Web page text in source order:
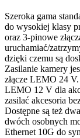
Szeroka gama
do wysokiej klasy
oraz 3-pinowe
uruchamiać/
dzięki czemu są
Zasilanie kamery
złącze LEMO 24
LEMO 12 V dla
zasilać akcesoria
Dostępne są też dwa
dwóch osobnych
Ethernet 10G do